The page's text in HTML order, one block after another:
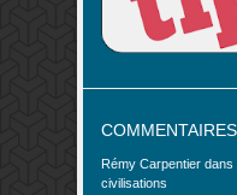
Rémy Carpentier dans
civilisations